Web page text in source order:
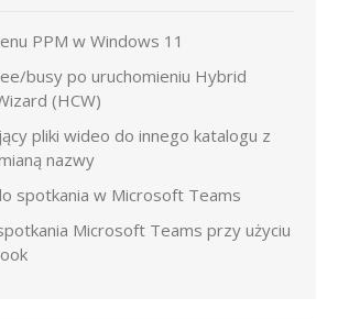
PPM w Windows 11
busy po uruchomieniu Hybrid
(HCW)
pliki wideo do innego katalogu z
nazwy
spotkania w Microsoft Teams
Microsoft Teams przy użyciu